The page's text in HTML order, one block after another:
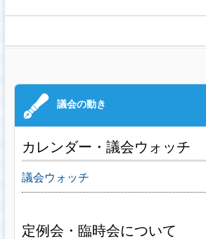
カレンダー・議会ウォッチ
議会ウォッチ
定例会・臨時会について